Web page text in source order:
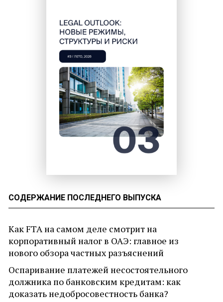
СОДЕРЖАНИЕ ПОСЛЕДНЕГО ВЫПУСКА
Как FTA на самом деле смотрит на
корпоративный налог в ОАЭ: главное из
нового обзора частных разъяснений
Оспаривание платежей несостоятельного
должника по банковским кредитам: как
доказать недобросовестность банка?